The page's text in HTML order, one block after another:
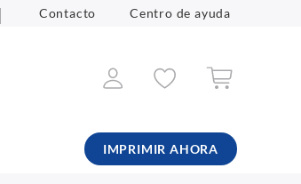
Contacto Centro de ayuda
IMPRIMIR AHORA